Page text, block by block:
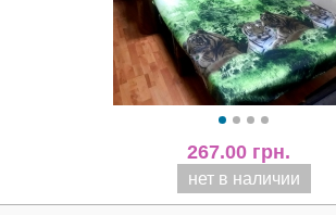
267.00 грн.
нет в наличии